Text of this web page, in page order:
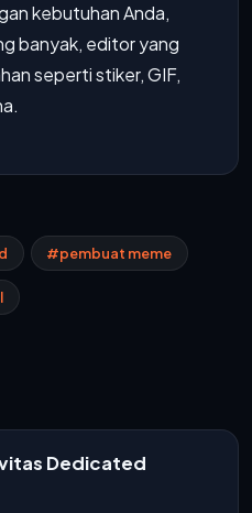
kebutuhan Anda,
banyak, editor yang
seperti stiker, GIF,
#pembuat meme
Dedicated